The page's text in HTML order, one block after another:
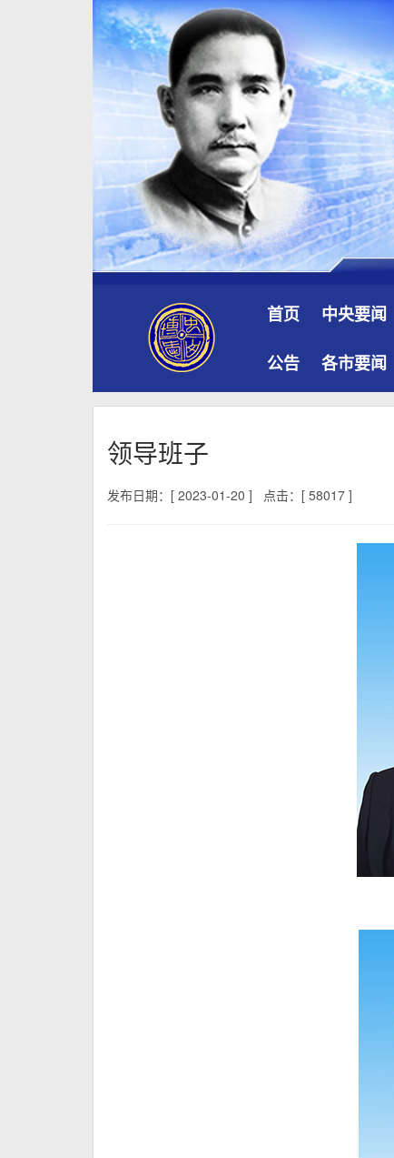
首页 中央要闻
公告 各市要闻
领导班子
发布日期：[ 2023-01-20 ] 点击：[ 58017 ]